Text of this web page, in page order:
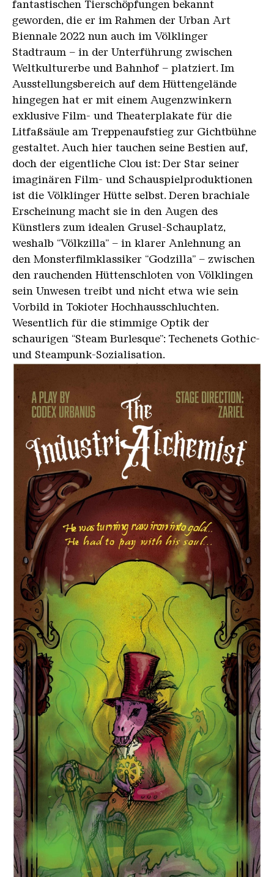
fantastischen Tierschöpfungen bekannt
geworden, die er im Rahmen der Urban Art
Biennale 2022 nun auch im Völklinger
Stadtraum – in der Unterführung zwischen
Weltkulturerbe und Bahnhof – platziert. Im
Ausstellungsbereich auf dem Hüttengelände
hingegen hat er mit einem Augenzwinkern
exklusive Film- und Theaterplakate für die
Litfaßsäule am Treppenaufstieg zur Gichtbühne
gestaltet. Auch hier tauchen seine Bestien auf,
doch der eigentliche Clou ist: Der Star seiner
imaginären Film- und Schauspielproduktionen
ist die Völklinger Hütte selbst. Deren brachiale
Erscheinung macht sie in den Augen des
Künstlers zum idealen Grusel-Schauplatz,
weshalb “Völkzilla” – in klarer Anlehnung an
den Monsterfilmklassiker “Godzilla” – zwischen
den rauchenden Hüttenschloten von Völklingen
sein Unwesen treibt und nicht etwa wie sein
Vorbild in Tokioter Hochhausschluchten.
Wesentlich für die stimmige Optik der
schaurigen “Steam Burlesque”: Techenets Gothic-
und Steampunk-Sozialisation.